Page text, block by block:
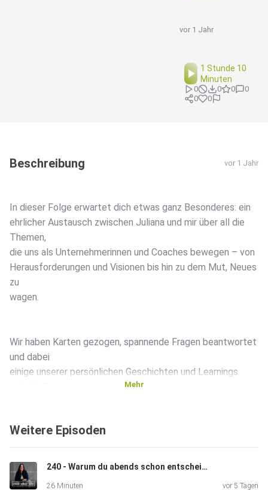
vor 1 Jahr
1 Stunde 10
Minuten
0 0 0
0
0
0
Beschreibung vor 1 Jahr
In dieser Folge erwartet dich etwas ganz Besonderes: ein
ehrlicher Austausch zwischen Juliana und mir über all die
Themen,
die uns als Unternehmerinnen und Coaches bewegen – von
Herausforderungen und Visionen bis hin zu dem Mut, Neues
zu
wagen.
Wir haben Karten gezogen, spannende Fragen beantwortet
und dabei
einige unserer persönlichen Geschichten und Learnings
Deine Steph
Mehr
Weitere Episoden
240 - Warum du abends schon entscheiden solltest, was morgen zählt
26 Minuten vor 5 Tagen